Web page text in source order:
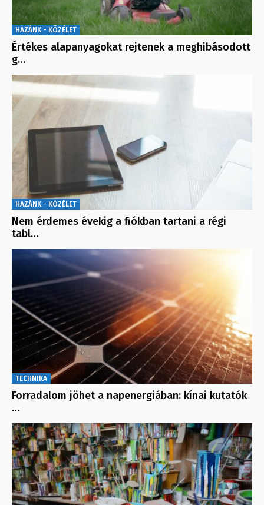
HAZÁNK - KÖZÉLET
Értékes alapanyagokat rejtenek a meghibásodott
g…
HAZÁNK - KÖZÉLET
Nem érdemes évekig a fiókban tartani a régi
tabl…
TECHNIKA
Forradalom jöhet a napenergiában: kínai kutatók
…